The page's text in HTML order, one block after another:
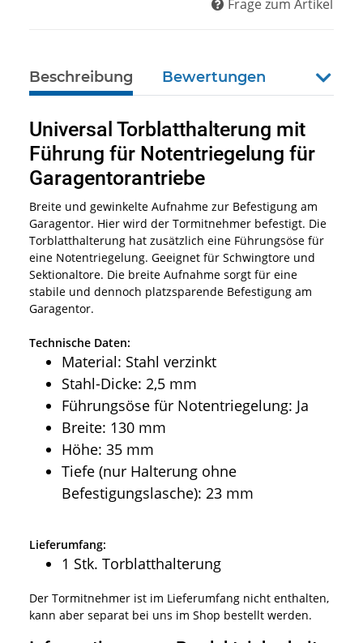
Frage zum Artikel
Beschreibung Bewertungen
Universal Torblatthalterung mit
Führung für Notentriegelung für
Garagentorantriebe
Breite und gewinkelte Aufnahme zur Befestigung am
Garagentor. Hier wird der Tormitnehmer befestigt. Die
Torblatthalterung hat zusätzlich eine Führungsöse für
eine Notentriegelung. Geeignet für Schwingtore und
Sektionaltore. Die breite Aufnahme sorgt für eine
stabile und dennoch platzsparende Befestigung am
Garagentor.
Technische Daten:
Material: Stahl verzinkt
Stahl-Dicke: 2,5 mm
Führungsöse für Notentriegelung: Ja
Breite: 130 mm
Höhe: 35 mm
Tiefe (nur Halterung ohne
Befestigungslasche): 23 mm
Lieferumfang:
1 Stk. Torblatthalterung
Der Tormitnehmer ist im Lieferumfang nicht enthalten,
kann aber separat bei uns im Shop bestellt werden.